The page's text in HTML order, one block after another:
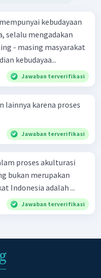
kebudayaan
selalu mengadakan
- masing masyarakat
kebudayaa...
Jawaban terverifikasi
lainnya karena proses
Jawaban terverifikasi
proses akulturasi
bukan merupakan
Indonesia adalah ...
Jawaban terverifikasi